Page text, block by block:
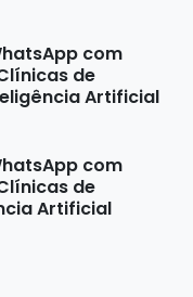
com
de
Artificial
com
de
Artificial